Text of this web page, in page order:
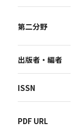
第二分野
出版者・編者
ISSN
PDF URL